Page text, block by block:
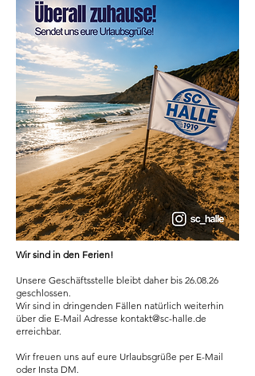
Wir sind in den Ferien!
Unsere Geschäftsstelle bleibt daher bis 26.08.26
geschlossen.
Wir sind in dringenden Fällen natürlich weiterhin
über die E-Mail Adresse kontakt@sc-halle.de
erreichbar.
Wir freuen uns auf eure Urlaubsgrüße per E-Mail
oder Insta DM.